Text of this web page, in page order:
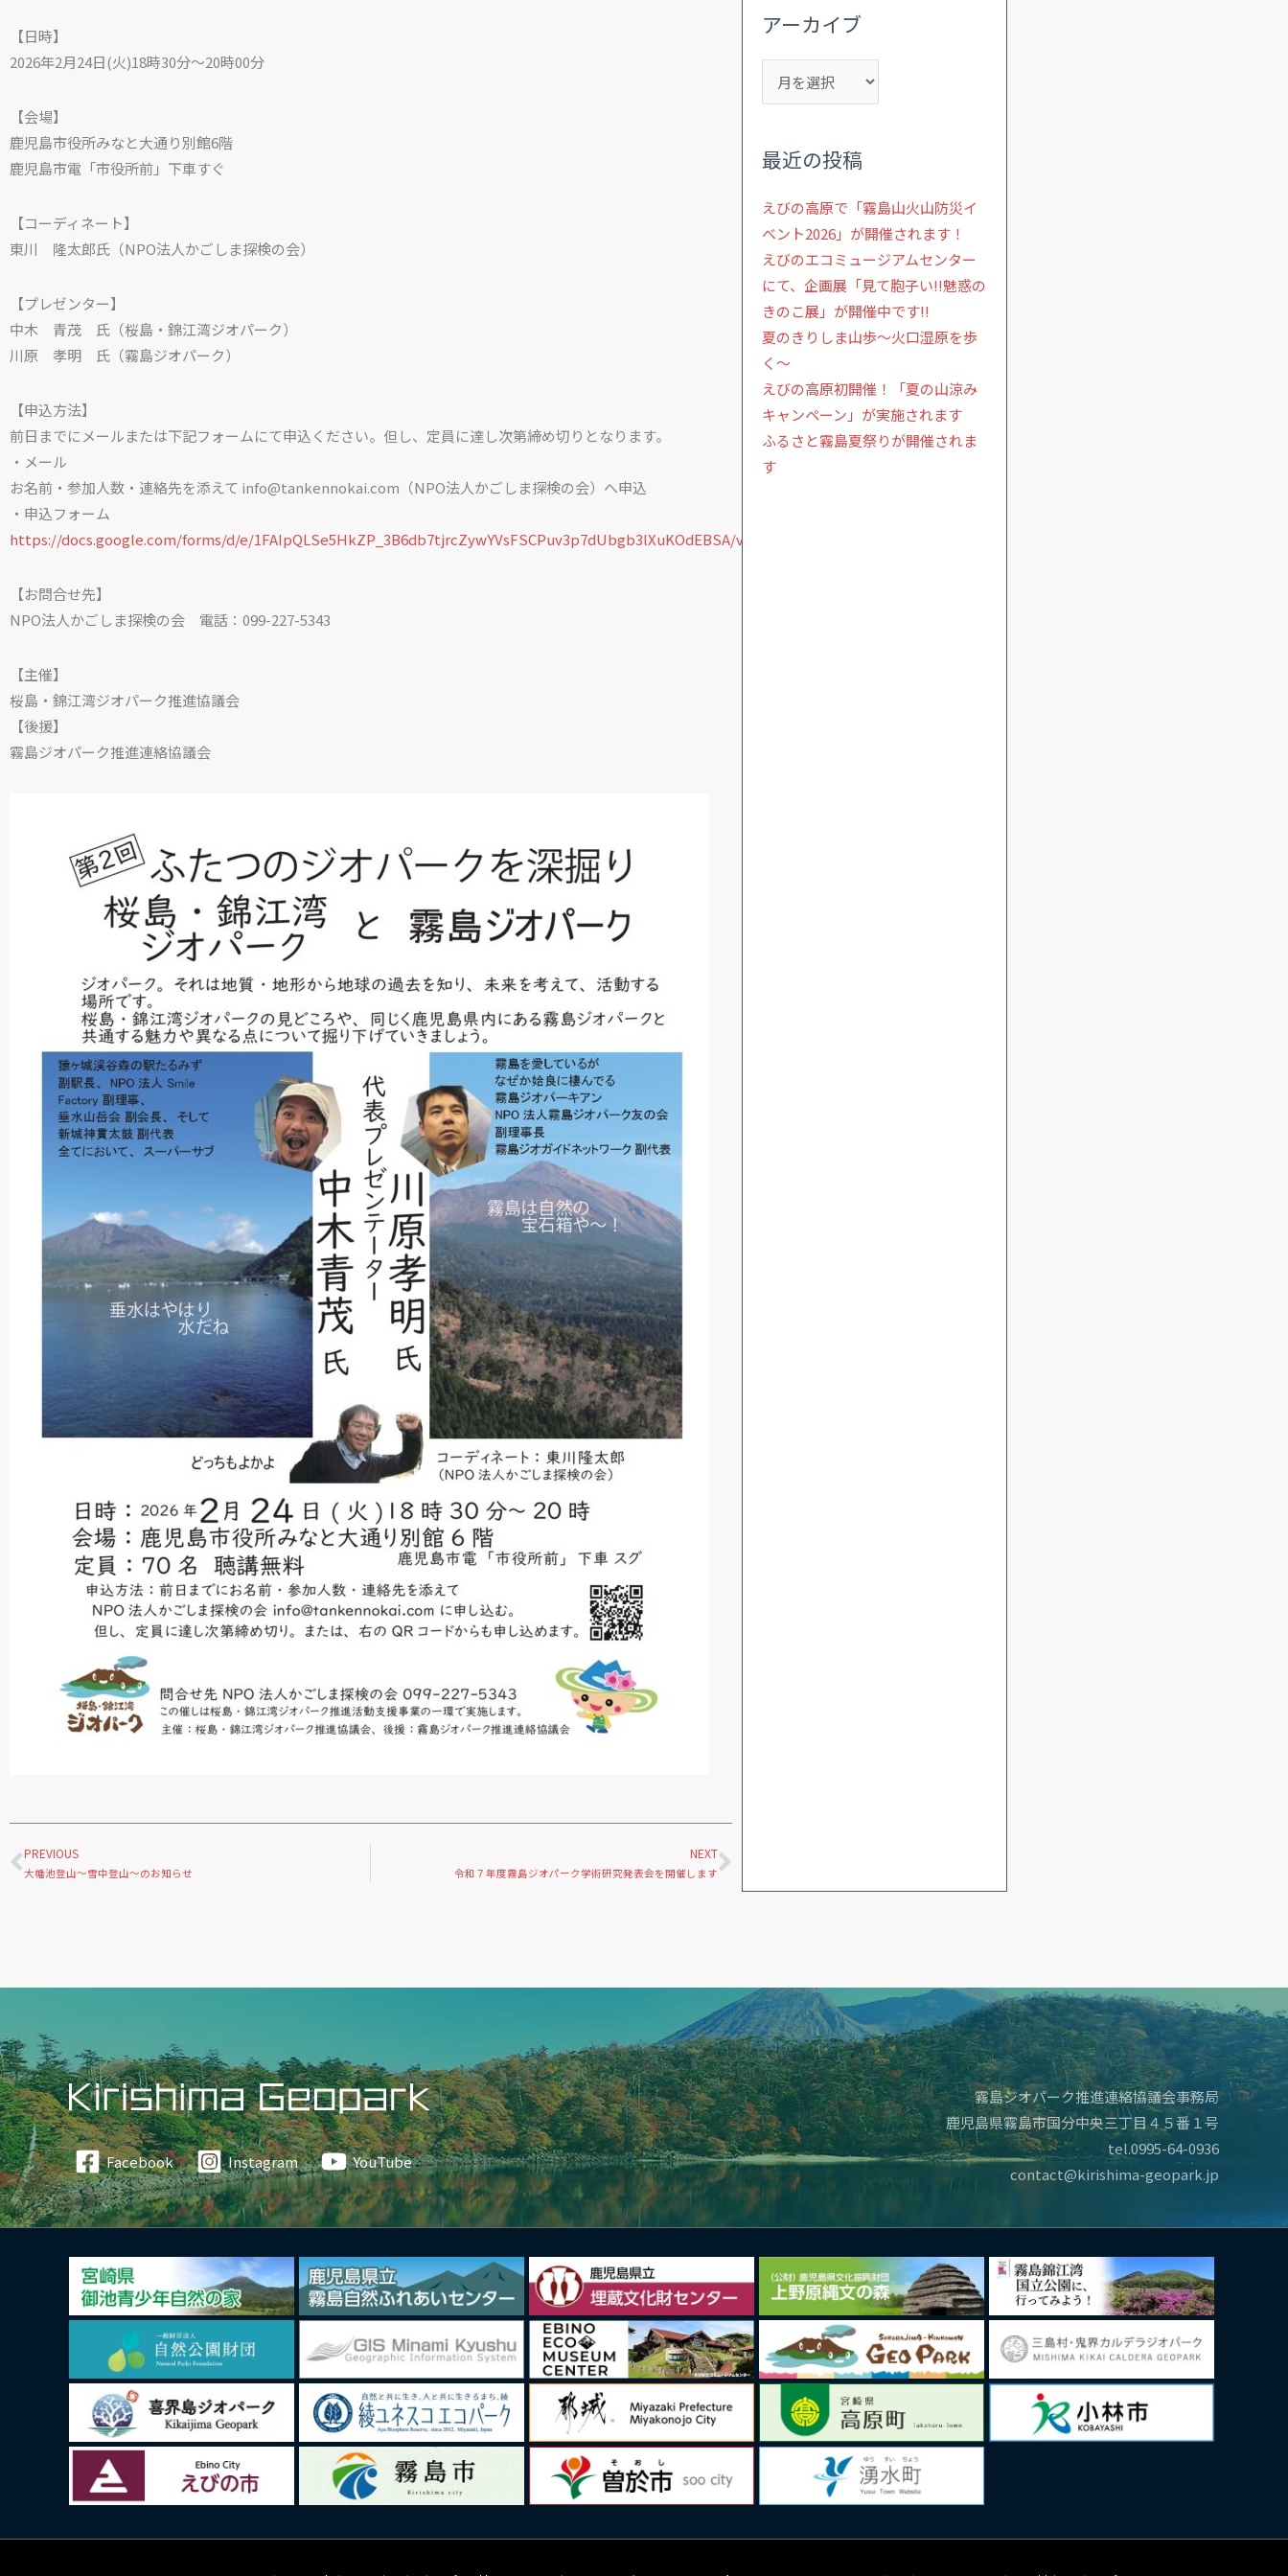
【日時】
2026年2月24日(火)18時30分～20時00分
【会場】
鹿児島市役所みなと大通り別館6階
鹿児島市電「市役所前」下車すぐ
【コーディネート】
東川 隆太郎氏（NPO法人かごしま探検の会）
【プレゼンター】
中木 青茂 氏（桜島・錦江湾ジオパーク）
川原 孝明 氏（霧島ジオパーク）
【申込方法】
前日までにメールまたは下記フォームにて申込ください。但し、定員に達し次第締め切りとなります。
・メール
お名前・参加人数・連絡先を添えて info@tankennokai.com（NPO法人かごしま探検の会）へ申込
・申込フォーム
https://docs.google.com/forms/d/e/1FAIpQLSe5HkZP_3B6db7tjrcZywYVsFSCPuv3p7dUbgb3lXuKOdEBSA/viewform
【お問合せ先】
NPO法人かごしま探検の会 電話：099-227-5343
【主催】
桜島・錦江湾ジオパーク推進協議会
【後援】
霧島ジオパーク推進連絡協議会
Prev
PREVIOUS
大幡池登山～雪中登山～のお知らせ
NEXT
令和７年度霧島ジオパーク学術研究発表会を開催します
Next
アーカイブ
最近の投稿
えびの高原で「霧島山火山防災イ
ベント2026」が開催されます！
えびのエコミュージアムセンター
にて、企画展「見て胞子い!!魅惑の
きのこ展」が開催中です!!
夏のきりしま山歩～火口湿原を歩
く～
えびの高原初開催！「夏の山涼み
キャンペーン」が実施されます
ふるさと霧島夏祭りが開催されま
す
Facebook Instagram YouTube
霧島ジオパーク推進連絡協議会事務局
鹿児島県霧島市国分中央三丁目４５番１号
tel.0995-64-0936
contact@kirishima-geopark.jp